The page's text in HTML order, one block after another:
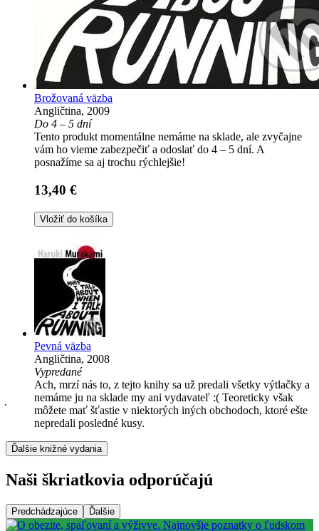
Brožovaná väzba
Angličtina, 2009
Do 4 – 5 dní
Tento produkt momentálne nemáme na sklade, ale zvyčajne
vám ho vieme zabezpečiť a odoslať do 4 – 5 dní. A
posnažíme sa aj trochu rýchlejšie!
13,40 €
Vložiť do košíka
Pevná väzba
Angličtina, 2008
Vypredané
Ach, mrzí nás to, z tejto knihy sa už predali všetky výtlačky a
nemáme ju na sklade my ani vydavateľ :( Teoreticky však
môžete mať šťastie v niektorých iných obchodoch, ktoré ešte
nepredali posledné kusy.
Ďalšie knižné vydania
Naši škriatkovia odporúčajú
Predchádzajúce Ďalšie